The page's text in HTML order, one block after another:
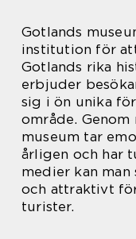
Gotlands
institution för
Gotlands rika
erbjuder
sig i ön unika
område.
museum tar
årligen och har
medier kan
och attraktivt
turister.